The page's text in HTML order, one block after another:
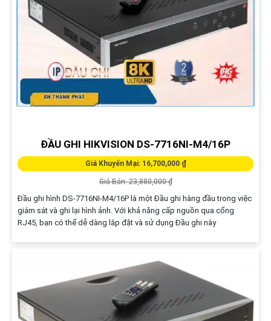
ĐẦU GHI HIKVISION DS-7716NI-M4/16P
Giá Khuyến Mại: 16,700,000 ₫
Giá Bán: 23,880,000 ₫
Đầu ghi hình DS-7716NI-M4/16P là một Đầu ghi hàng đầu trong việc
giám sát và ghi lại hình ảnh. Với khả năng cấp nguồn qua cổng
RJ45, bạn có thể dễ dàng lắp đặt và sử dụng Đầu ghi này